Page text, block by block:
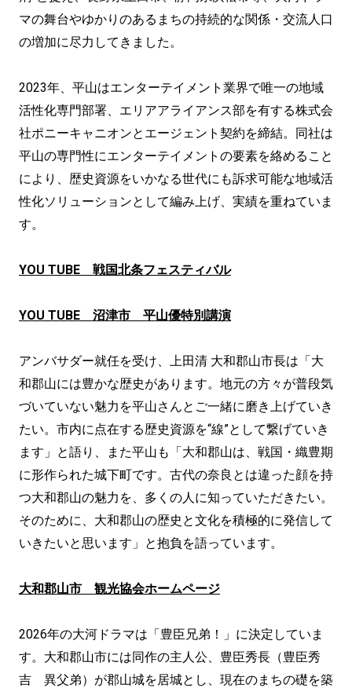
マの舞台やゆかりのあるまちの持続的な関係・交流人口
の増加に尽力してきました。
2023年、平山はエンターテイメント業界で唯一の地域
活性化専門部署、エリアアライアンス部を有する株式会
社ポニーキャニオンとエージェント契約を締結。同社は
平山の専門性にエンターテイメントの要素を絡めること
により、歴史資源をいかなる世代にも訴求可能な地域活
性化ソリューションとして編み上げ、実績を重ねていま
す。
YOU TUBE 戦国北条フェスティバル
YOU TUBE 沼津市 平山優特別講演
アンバサダー就任を受け、上田清 大和郡山市長は「大
和郡山には豊かな歴史があります。地元の方々が普段気
づいていない魅力を平山さんとご一緒に磨き上げていき
たい。市内に点在する歴史資源を“線”として繋げていき
ます」と語り、また平山も「大和郡山は、戦国・織豊期
に形作られた城下町です。古代の奈良とは違った顔を持
つ大和郡山の魅力を、多くの人に知っていただきたい。
そのために、大和郡山の歴史と文化を積極的に発信して
いきたいと思います」と抱負を語っています。
大和郡山市 観光協会ホームページ
2026年の大河ドラマは「豊臣兄弟！」に決定していま
す。大和郡山市には同作の主人公、豊臣秀長（豊臣秀
吉 異父弟）が郡山城を居城とし、現在のまちの礎を築